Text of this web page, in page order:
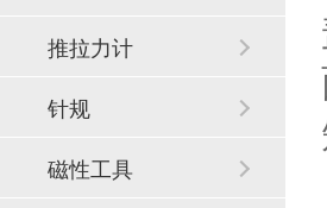
推拉力计
针规
磁性工具